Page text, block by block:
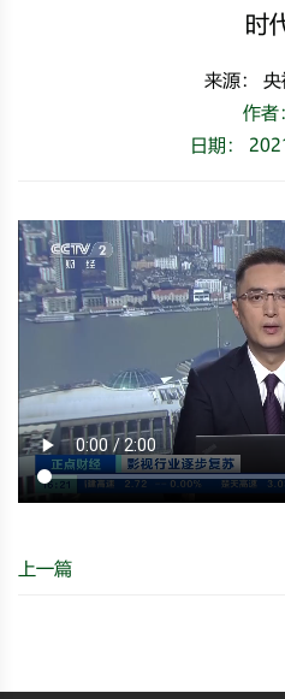
时
来源：
作者：
日期：
上一篇